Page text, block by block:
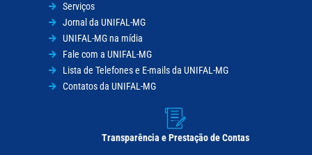
Serviços
Jornal da UNIFAL-MG
UNIFAL-MG na mídia
Fale com a UNIFAL-MG
Lista de Telefones e E-mails da UNIFAL-MG
Contatos da UNIFAL-MG
Transparência e Prestação de Contas